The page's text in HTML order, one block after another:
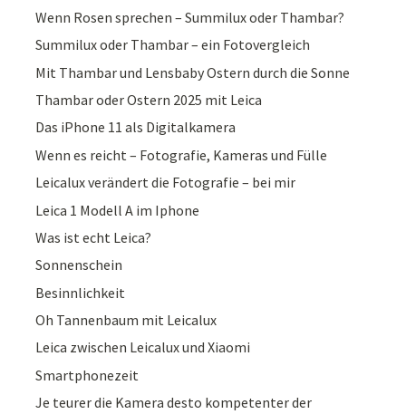
Wenn Rosen sprechen – Summilux oder Thambar?
Summilux oder Thambar – ein Fotovergleich
Mit Thambar und Lensbaby Ostern durch die Sonne
Thambar oder Ostern 2025 mit Leica
Das iPhone 11 als Digitalkamera
Wenn es reicht – Fotografie, Kameras und Fülle
Leicalux verändert die Fotografie – bei mir
Leica 1 Modell A im Iphone
Was ist echt Leica?
Sonnenschein
Besinnlichkeit
Oh Tannenbaum mit Leicalux
Leica zwischen Leicalux und Xiaomi
Smartphonezeit
Je teurer die Kamera desto kompetenter der